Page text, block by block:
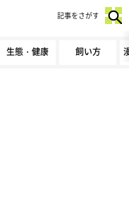
生態・健康 飼い方
記事をさがす